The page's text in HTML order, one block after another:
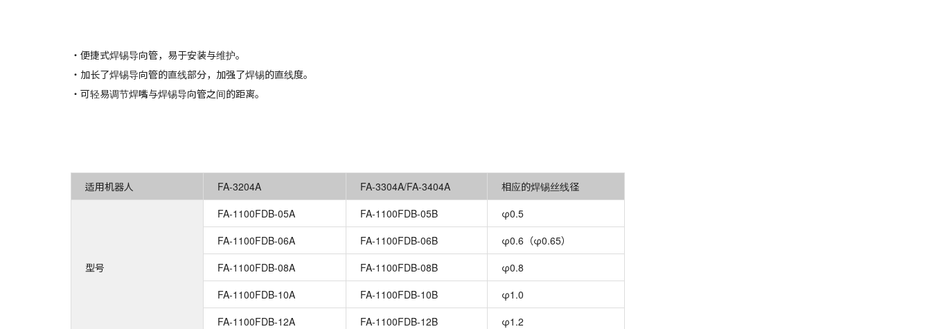
・便捷式焊锡导向管，易于安装与维护。
・加长了焊锡导向管的直线部分，加强了焊锡的直线度。
・可轻易调节焊嘴与焊锡导向管之间的距离。
适用机器人 FA-3204A FA-3304A/FA-3404A 相应的焊锡丝线径
型号
FA-1100FDB-05A FA-1100FDB-05B
φ0.5
FA-1100FDB-06A
FA-1100FDB-06B
φ0.6（φ0.65）
FA-1100FDB-08A
FA-1100FDB-08B
φ0.8
FA-1100FDB-10A
FA-1100FDB-10B
φ1.0
FA-1100FDB-12A
FA-1100FDB-12B
φ1.2